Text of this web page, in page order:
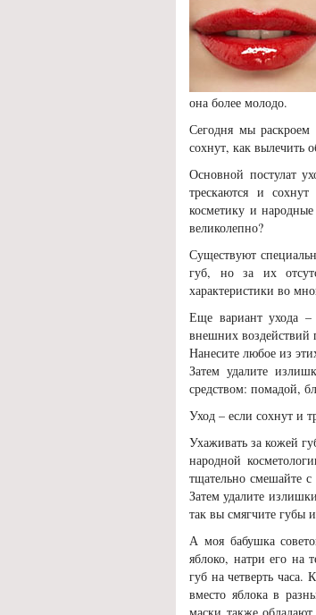
она более молодо.
Сегодня мы раскроем
сохнут, как вылечить
Основной постулат
трескаются и
косметику и
великолепно?
Существуют
губ, но за их
характеристики во
Еще вариант ухода
внешних воздействий
Нанесите любое из
Затем удалите
средством: помадой,
Уход – если сохнут и
Ухаживать за кожей
народной
тщательно смешайте
Затем удалите
так вы смягчите губы
А моя бабушка
яблоко, натри его на
губ на четверть
вместо яблока в